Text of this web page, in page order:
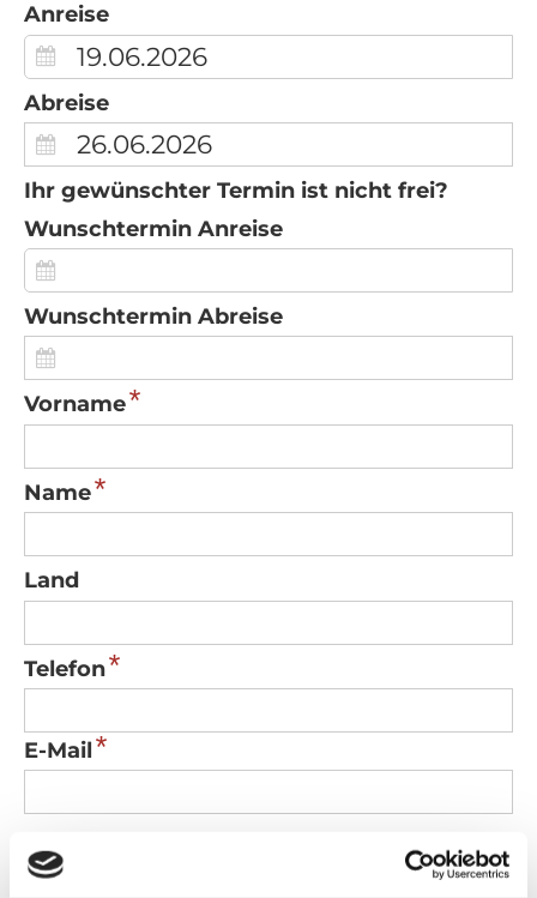
Anreise
Abreise
Ihr gewünschter Termin ist nicht frei?
Wunschtermin Anreise
Wunschtermin Abreise
Vorname*
Name*
Land
Telefon*
E-Mail*
Nachricht